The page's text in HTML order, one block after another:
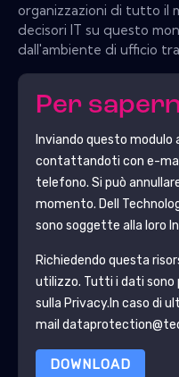
organizzazioni di tutto il
decisori IT su questo
dall'ambiente di ufficio
Per
Inviando questo
contattandoti con e-
telefono. Si può
momento. Dell
sono soggette alla loro
Richiedendo questa
utilizzo. Tutti i dati
sulla Privacy.In caso di
mail
DOWNLOAD